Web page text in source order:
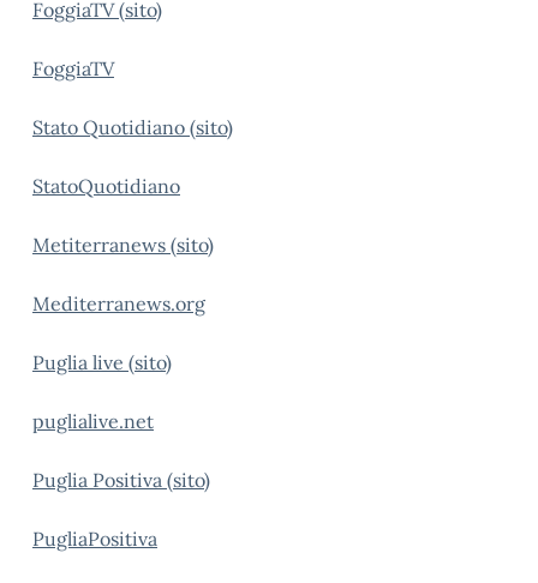
FoggiaTV (sito)
FoggiaTV
Stato Quotidiano (sito)
StatoQuotidiano
Metiterranews (sito)
Mediterranews.org
Puglia live (sito)
puglialive.net
Puglia Positiva (sito)
PugliaPositiva